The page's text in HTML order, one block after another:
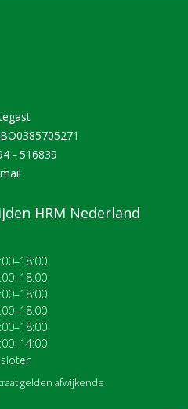
- 516839
mail
HRM Nederland
gelden afwijkende